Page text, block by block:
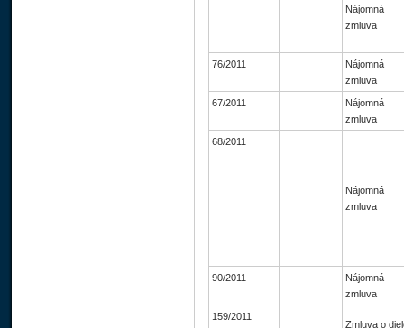
Nájomná
zmluva
76/2011
Nájomná
zmluva
67/2011
Nájomná
zmluva
68/2011
Nájomná
zmluva
90/2011
Nájomná
zmluva
159/2011
Zmluva o